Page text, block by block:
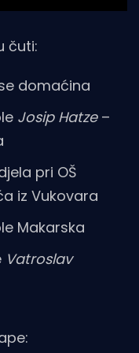
čuti:
domaćina
Josip Hatze–
pri OŠ
iz Vukovara
Makarska
Vatroslav